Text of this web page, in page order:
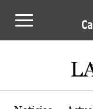
Actualidad